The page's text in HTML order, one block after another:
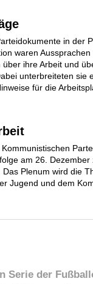
in der
waren
ihre Arbeit und
unterbreiteten sie
für die
am 26. Dezember
Plenum wird die
Jugend und dem
Serie der